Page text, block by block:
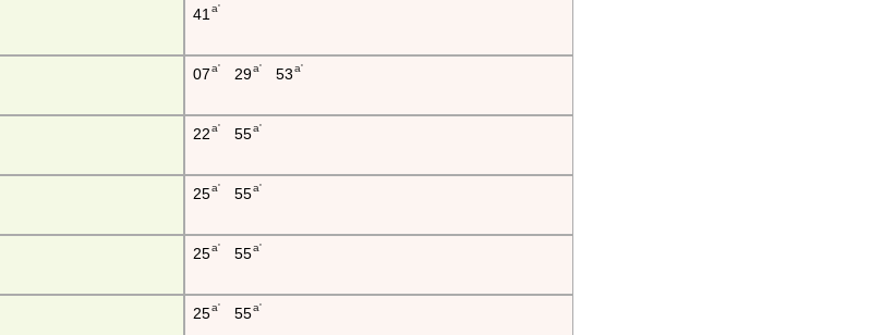
41 a'
07a' 29a' 53 a'
22a' 55a'
25a' 55a'
25a' 55a'
25a' 55a'